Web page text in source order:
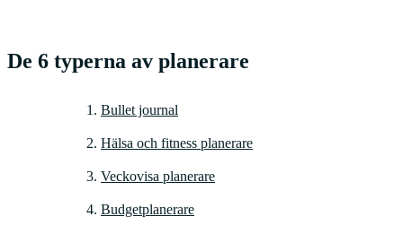
De 6 typerna av planerare
Bullet journal
Hälsa och fitness planerare
Veckovisa planerare
Budgetplanerare